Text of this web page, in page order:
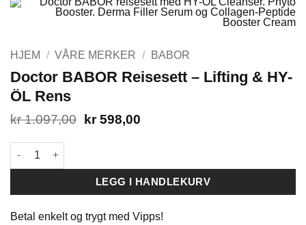
HJEM / VÅRE MERKER / BABOR
Doctor BABOR Reisesett – Lifting & HY-
ÖL Rens
kr1.097,00 Opprinnelig
kr598,00Nåværende
Doctor BABOR Reisesett – Lifting & HY-ÖL Rens antall
LEGG I HANDLEKURV
Betal enkelt og trygt med Vipps!